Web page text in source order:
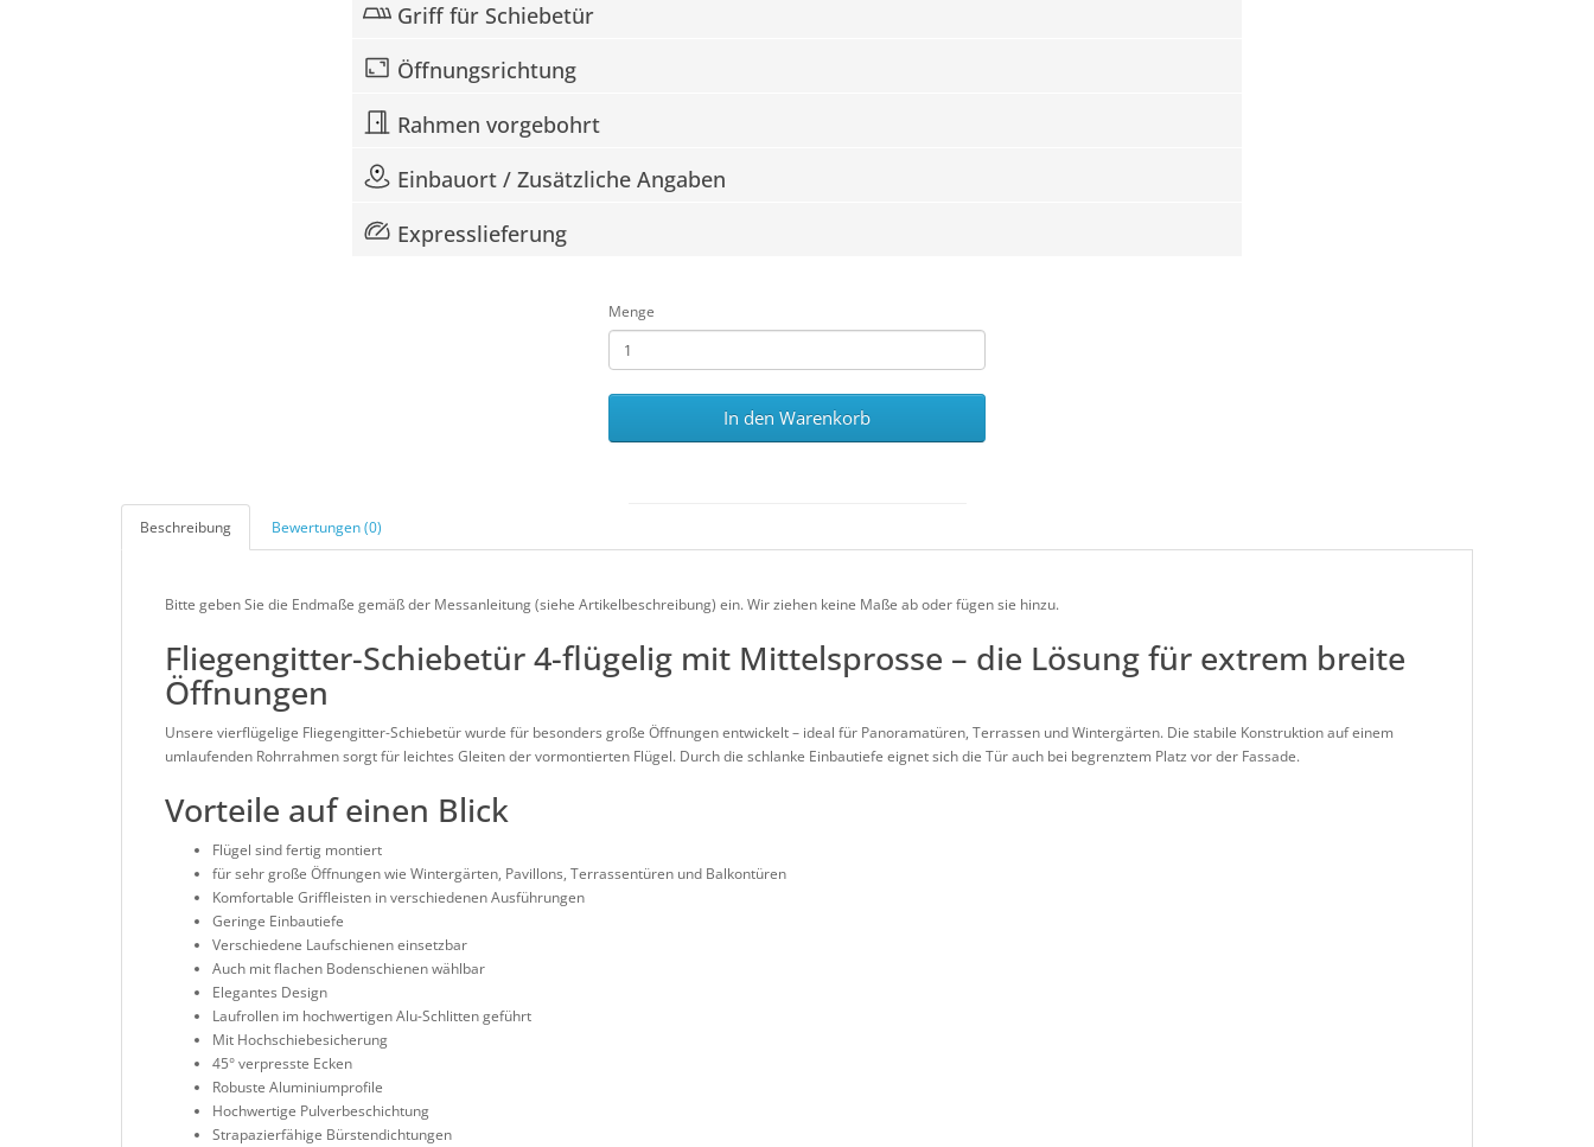
Griff für Schiebetür
Öffnungsrichtung
Rahmen vorgebohrt
Einbauort / Zusätzliche Angaben
Expresslieferung
Menge
In den Warenkorb
Beschreibung Bewertungen (0)
Bitte geben Sie die Endmaße gemäß der Messanleitung (siehe Artikelbeschreibung) ein. Wir ziehen keine Maße ab oder fügen sie hinzu.
Fliegengitter-Schiebetür 4-flügelig mit Mittelsprosse – die Lösung für extrem breite
Öffnungen
Unsere vierflügelige Fliegengitter-Schiebetür wurde für besonders große Öffnungen entwickelt – ideal für Panoramatüren, Terrassen und Wintergärten. Die stabile Konstruktion auf einem
umlaufenden Rohrrahmen sorgt für leichtes Gleiten der vormontierten Flügel. Durch die schlanke Einbautiefe eignet sich die Tür auch bei begrenztem Platz vor der Fassade.
Vorteile auf einen Blick
Flügel sind fertig montiert
für sehr große Öffnungen wie Wintergärten, Pavillons, Terrassentüren und Balkontüren
Komfortable Griffleisten in verschiedenen Ausführungen
Geringe Einbautiefe
Verschiedene Laufschienen einsetzbar
Auch mit flachen Bodenschienen wählbar
Elegantes Design
Laufrollen im hochwertigen Alu-Schlitten geführt
Mit Hochschiebesicherung
45° verpresste Ecken
Robuste Aluminiumprofile
Hochwertige Pulverbeschichtung
Strapazierfähige Bürstendichtungen